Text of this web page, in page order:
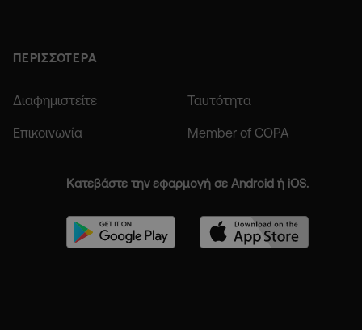
ΠΕΡΙΣΣΟΤΕΡΑ
Διαφημιστείτε Ταυτότητα
Επικοινωνία Member of COPA
Κατεβάστε την εφαρμογή σε Android ή iOS.